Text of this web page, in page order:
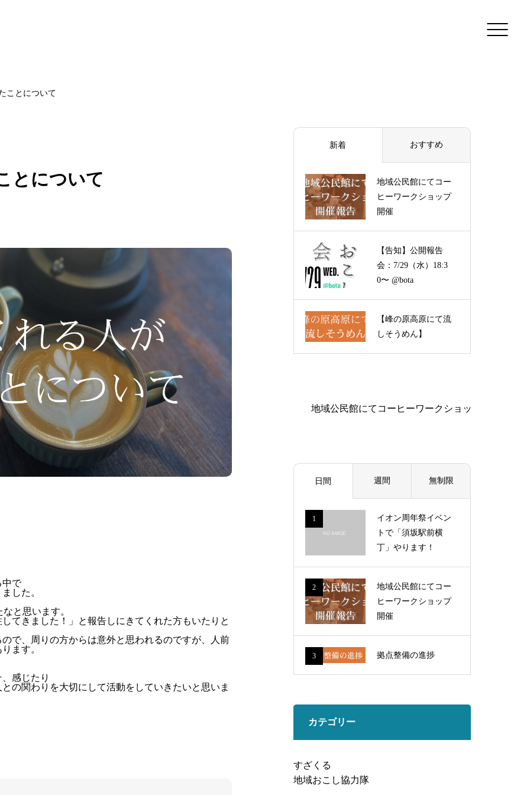
ことについて
とについて
中で
した。
と思います。
てきました！」と報告しにきてくれた方もいたりと
で、周りの方からは意外と思われるのですが、人前
ます。
感じたり
の関わりを大切にして活動をしていきたいと思いま
新着 おすすめ
地域公民館にてコー
ヒーワークショップ
開催
【告知】公開報告
会：7/29（水）18:3
0〜 @bota
【峰の原高原にて流
しそうめん】
日間 週間 無制限
1
イオン周年祭イベン
トで「須坂駅前横
丁」やります！
2
地域公民館にてコー
ヒーワークショップ
開催
3 拠点整備の進捗
カテゴリー
すざくる
地域おこし協力隊